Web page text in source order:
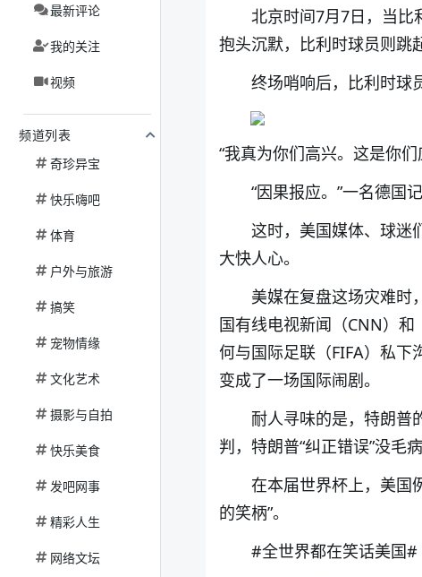
最新评论
我的关注
视频
频道列表
奇珍异宝
快乐嗨吧
体育
户外与旅游
搞笑
宠物情缘
文化艺术
摄影与自拍
快乐美食
发吧网事
精彩人生
网络文坛
北京时间7月7日，当比
抱头沉默，比利时球员则跳
终场哨响后，比利时球
“我真为你们高兴。这是你
“因果报应。”一名德国
这时，美国媒体、球迷
大快人心。
美媒在复盘这场灾难
国有线电视新闻（CNN）
何与国际足联（FIFA）私
变成了一场国际闹剧。
耐人寻味的是，特朗普
判，特朗普“纠正错误”没毛
在本届世界杯上，美国
的笑柄”。
#全世界都在笑话美国#